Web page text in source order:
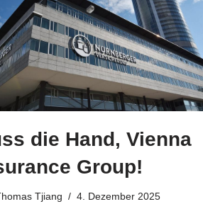
die Hand, Vienna
Group!
Tjiang 4. Dezember 2025